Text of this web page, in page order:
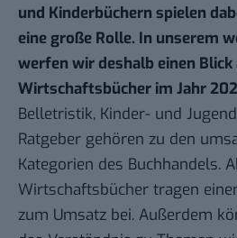
und Kinderbüchern spielen
eine große Rolle. In unserem
werfen wir deshalb einen
Wirtschaftsbücher im Jahr
Belletristik, Kinder- und
Ratgeber gehören zu den
Kategorien des Buchhandels.
Wirtschaftsbücher tragen
zum Umsatz bei. Außerdem